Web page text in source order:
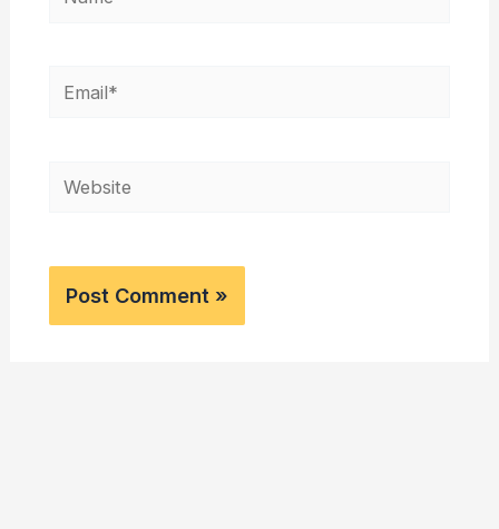
Email*
Website